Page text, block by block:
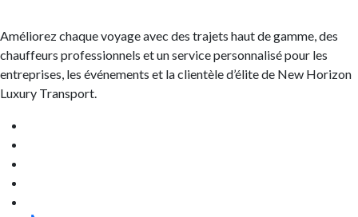
Améliorez chaque voyage avec des trajets haut de gamme, des
chauffeurs professionnels et un service personnalisé pour les
entreprises, les événements et la clientèle d’élite de New Horizon
Luxury Transport.